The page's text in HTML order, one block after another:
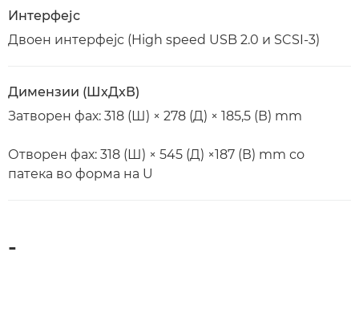
Интерфејс
Двоен интерфејс (High speed USB 2.0 и SCSI-3)
Димензии (ШxДxВ)
Затворен фах: 318 (Ш) × 278 (Д) × 185,5 (В) mm
Отворен фах: 318 (Ш) × 545 (Д) ×187 (В) mm со
патека во форма на U
-